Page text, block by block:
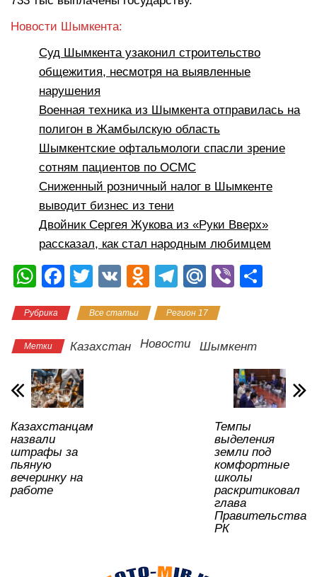
Новости Шымкента:
Суд Шымкента узаконил строительство
общежития, несмотря на выявленные
нарушения
Военная техника из Шымкента отправилась на
полигон в Жамбылскую область
Шымкентские офтальмологи спасли зрение
сотням пациентов по ОСМС
Сниженный розничный налог в Шымкенте
выводит бизнес из тени
Двойник Сергея Жукова из «Руки Вверх»
рассказал, как стал народным любимцем
W
at
s
A
p
p
F
c
e
b
o
o
k
T
tt
er
V
O
n
o
T
e
gr
M
.R
u
Vi
в
и
ть
Рубрика Все статьи Регион 17
Метки Казахстан Новости Шымкент
Казахстанцам
назвали
штрафы за
пьяную
вечеринку на
работе
Темпы
выделения
земли под
комфортные
школы
раскритиковал
глава
Правительства
РК